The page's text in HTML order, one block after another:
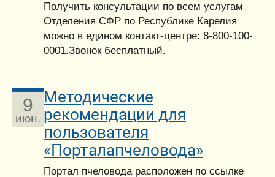
Получить консультации по всем услугам
Отделения СФР по Республике Карелия
можно в едином контакт-центре: 8-800-100-
0001.Звонок бесплатный.
9
июн.
Методические
рекомендации для
пользователя
«Порталапчеловода»
Портал пчеловода расположен по ссылке